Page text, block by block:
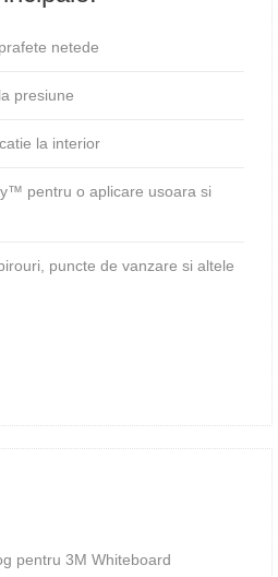
netede
presiune
la interior
pentru o aplicare usoara si
puncte de vanzare si altele
pentru 3M Whiteboard